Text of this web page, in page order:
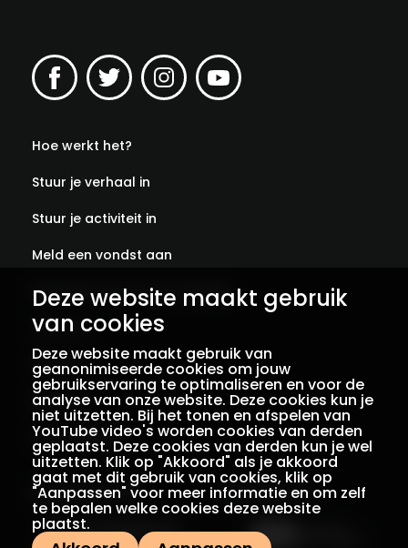
Deze website maakt gebruik
van cookies
Deze website maakt gebruik van
geanonimiseerde cookies om jouw
gebruikservaring te optimaliseren en voor de
analyse van onze website. Deze cookies kun je
niet uitzetten. Bij het tonen en afspelen van
YouTube video's worden cookies van derden
geplaatst. Deze cookies van derden kun je wel
uitzetten. Klik op "Akkoord" als je akkoord
gaat met dit gebruik van cookies, klik op
"Aanpassen" voor meer informatie en om zelf
te bepalen welke cookies deze website
plaatst.
Hoe werkt het?
Stuur je verhaal in
Stuur je activiteit in
Meld een vondst aan
Abonneer je op onze verhalen
Contact
Colofon
Privacy
Voorwaarden
Een initiatief van Met dank aan